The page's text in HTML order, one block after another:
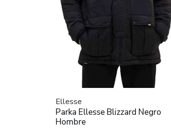
Ellesse
Parka Ellesse Blizzard Negro
Hombre